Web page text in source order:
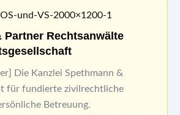
Partner Rechtsanwälte
Die Kanzlei Spethmann &
für fundierte zivilrechtliche
Betreuung.